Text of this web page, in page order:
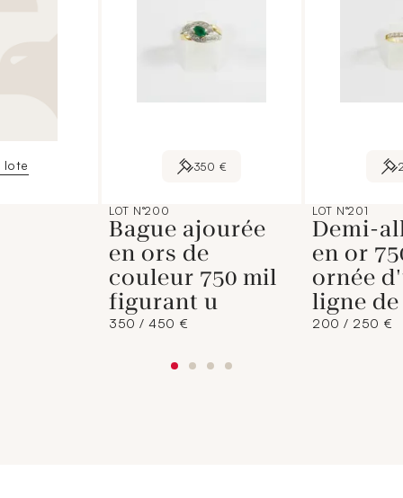
lote 350 €
LOT N°200
Bague ajourée
en ors de
couleur 750 mil
figurant u
350 / 450 €
LOT N°201
Demi-
en or
ornée
ligne de
200 / 250 €